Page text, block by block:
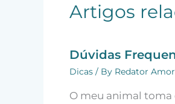
Artigos
Dúvidas
Dicas/ By Redator
O meu animal